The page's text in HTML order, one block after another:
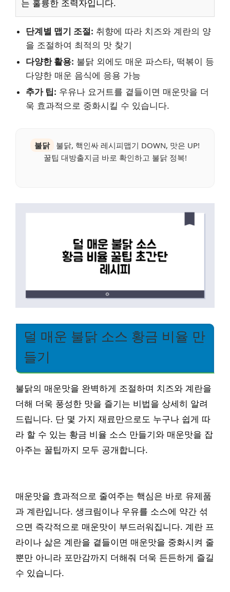
는 훌륭한 조력자입니다.
단계별 맵기 조절: 취향에 따라 치즈와 계란의 양
을 조절하여 최적의 맛 찾기
다양한 활용: 불닭 외에도 매운 파스타, 떡볶이 등
다양한 매운 음식에 응용 가능
추가 팁: 우유나 요거트를 곁들이면 매운맛을 더
욱 효과적으로 중화시킬 수 있습니다.
불닭
불닭, 핵인싸 레시피맵기 DOWN, 맛은 UP!
꿀팁 대방출지금 바로 확인하고 불닭 정복!
덜 매운 불닭 소스 황금 비율 만
들기
불닭의 매운맛을 완벽하게 조절하며 치즈와 계란을
더해 더욱 풍성한 맛을 즐기는 비법을 상세히 알려
드립니다. 단 몇 가지 재료만으로도 누구나 쉽게 따
라 할 수 있는 황금 비율 소스 만들기와 매운맛을 잡
아주는 꿀팁까지 모두 공개합니다.
매운맛을 효과적으로 줄여주는 핵심은 바로 유제품
과 계란입니다. 생크림이나 우유를 소스에 약간 섞
으면 즉각적으로 매운맛이 부드러워집니다. 계란 프
라이나 삶은 계란을 곁들이면 매운맛을 중화시켜 줄
뿐만 아니라 포만감까지 더해줘 더욱 든든하게 즐길
수 있습니다.